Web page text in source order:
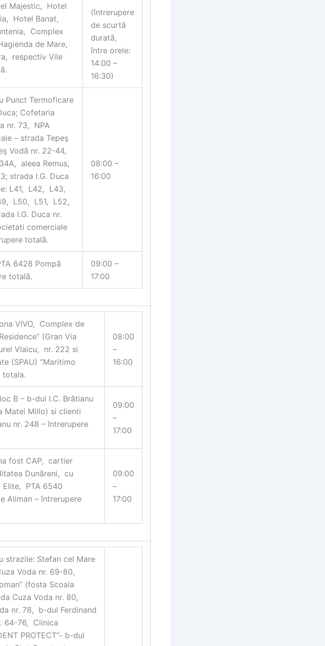
Majestic, Hotel
Hotel Banat,
Complex
de Mare,
respectiv Vile
(întrerupere
de scurtã
duratã,
între orele:
14:00 –
16:30)
Punct Termoficare
Cofetaria
nr. 73, NPA
– strada Tepeş
Vodã nr. 22-44,
aleea Remus,
strada I.G. Duca
L41, L42, L43,
L50, L51, L52,
I.G. Duca nr.
comerciale
totalã.
08:00 –
16:00
6428 Pompã
totalã.
09:00 –
17:00
VIVO, Complex de
(Gran Via
Vlaicu, nr. 222 si
(SPAU) “Maritimo
totala.
08:00
–
16:00
B – b-dul I.C. Brãtianu
Matei Millo) si clienti
nr. 248 – întrerupere
09:00
–
17:00
fost CAP, cartier
Dunãreni, cu
Elite, PTA 6540
Aliman – întrerupere
09:00
–
17:00
strazile: Stefan cel Mare
Voda nr. 69-80,
(fosta Scoala
Cuza Voda nr. 80,
nr. 78, b-dul Ferdinand
64-76, Clinica
PROTECT”- b-dul